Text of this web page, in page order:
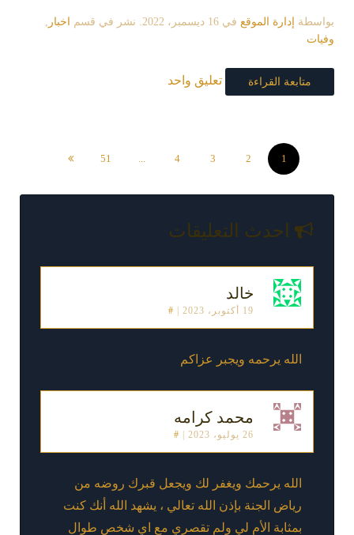
بواسطة إدارة الموقع في 16 ديسمبر، 2022 . نشر في قسم اخبار ,
وفيات
متابعة القراءة تعليق واحد
1
2
3
4
...
51
احدث التعليقات
خالد
19 أكتوبر، 2023 #
الله يرحمه ويجبر عزاكم
محمد كرامه
26 يوليو، 2023 #
الله يرحمك ويغفر لك ويجعل قبرك روضه من
رياض الجنة بإذن الله تعالي ، يشهد الله أنك كنت
بمثابة الأم لي ولم تقصري مع اي شخص طوال